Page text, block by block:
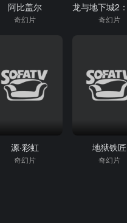
阿比盖尔
奇幻片 奇幻片
源·彩虹
奇幻片
地狱铁匠
奇幻片